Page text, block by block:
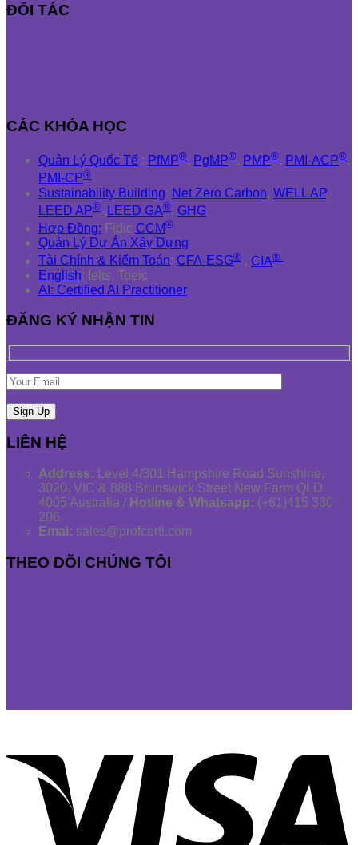
ĐỐI TÁC
CÁC KHÓA HỌC
Quản Lý Quốc Tế : PfMP®, PgMP®, PMP®, PMI-ACP®,
PMI-CP®
Sustainability Building: Net Zero Carbon, WELL AP,
LEED AP® , LEED GA®, GHG
Hợp Đồng: Fidic CCM®
Quản Lý Dự Án Xây Dựng
Tài Chính & Kiểm Toán: CFA-ESG® , CIA®
English: Ielts, Toeic
AI: Certified AI Practitioner
ĐĂNG KÝ NHẬN TIN
LIÊN HỆ
Address: Level 4/301 Hampshire Road Sunshine,
3020, VIC & 888 Brunswick Street New Farm QLD
4005 Australia / Hotline & Whatsapp: (+61)415 330
206
Emai: sales@profcerti.com
THEO DÕI CHÚNG TÔI